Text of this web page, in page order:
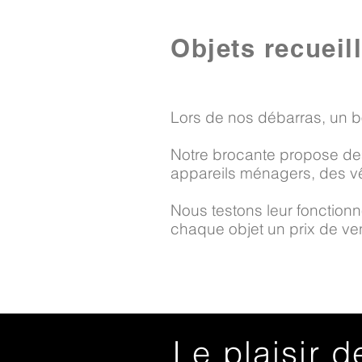
Objets
Lors de nos débarras, un
Notre brocante propose
appareils ménagers, des
Nous testons leur
chaque objet un prix de
Le plaisir